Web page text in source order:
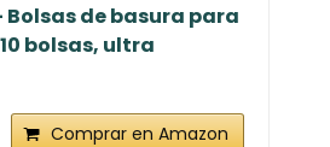
Bolsas de basura para
bolsas, ultra
Comprar en Amazon